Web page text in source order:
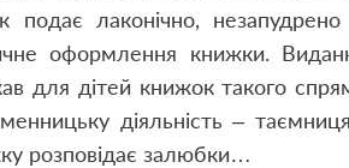
подає лаконічно, незапудрено
оформлення книжки.
для дітей книжок такого
діяльність –
розповідає залюбки…